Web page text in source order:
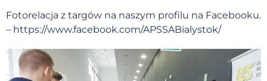
Fotorelacja z targów na naszym profilu na Facebooku.
– https://www.facebook.com/APSSABialystok/